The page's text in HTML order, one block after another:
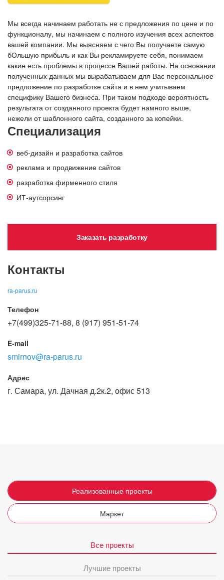
Мы всегда начинаем работать не с предложения по цене и по
функционалу, мы начинаем с полного изучения всех аспектов
вашей компании. Мы выясняем с чего Вы получаете самую
бОльшую прибыль и как Вы рекламируете себя, понимаем
какие есть проблемы в процессе Вашей работы. На основании
полученных данных мы вырабатываем для Вас персональное
предложение по разработке сайта и в нем учитываем
специфику Вашего бизнеса. При таком подходе вероятность
результата от созданного проекта будет намного выше,
нежели от шаблонного сайта, созданного за копейки.
Специализация
веб-дизайн и разработка сайтов
реклама и продвижение сайтов
разработка фирменного стиля
ИТ-аутсорсинг
Заказать разработку
Контакты
ra-parus.ru
Телефон
+7(499)325-71-88, 8 (917) 951-51-74
E-mail
smirnov@ra-parus.ru
Адрес
г. Самара, ул. Дачная д.2к.2, офис 513
Реализованные проекты
Маркет
Все проекты
Лучшие проекты